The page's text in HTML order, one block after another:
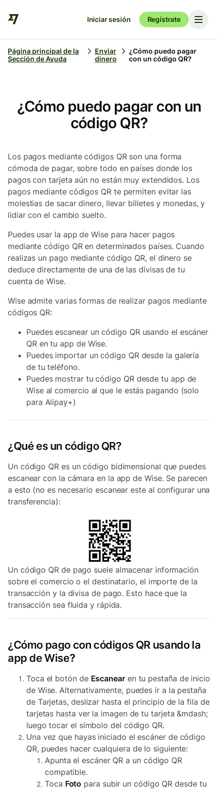
Iniciar sesión Regístrate
Página principal de la
Sección de Ayuda
Enviar
dinero
¿Cómo puedo pagar
con un código QR?
¿Cómo puedo pagar con un
código QR?
Los pagos mediante códigos QR son una forma
cómoda de pagar, sobre todo en países donde los
pagos con tarjeta aún no están muy extendidos. Los
pagos mediante códigos QR te permiten evitar las
molestias de sacar dinero, llevar billetes y monedas, y
lidiar con el cambio suelto.
Puedes usar la app de Wise para hacer pagos
mediante código QR en determinados países. Cuando
realizas un pago mediante código QR, el dinero se
deduce directamente de una de las divisas de tu
cuenta de Wise.
Wise admite varias formas de realizar pagos mediante
códigos QR:
Puedes escanear un código QR usando el escáner
QR en tu app de Wise.
Puedes importar un código QR desde la galería
de tu teléfono.
Puedes mostrar tu código QR desde tu app de
Wise al comercio al que le estás pagando (solo
para Alipay+)
¿Qué es un código QR?
Un código QR es un código bidimensional que puedes
escanear con la cámara en la app de Wise. Se parecen
a esto (no es necesario escanear este al configurar una
transferencia):
Un código QR de pago suele almacenar información
sobre el comercio o el destinatario, el importe de la
transacción y la divisa de pago. Esto hace que la
transacción sea fluida y rápida.
¿Cómo pago con códigos QR usando la
app de Wise?
Toca el botón de Escanearen tu pestaña de inicio
de Wise. Alternativamente, puedes ir a la pestaña
de Tarjetas, deslizar hasta el principio de la fila de
tarjetas hasta ver la imagen de tu tarjeta &mdash;
luego tocar el símbolo del código QR.
Una vez que hayas iniciado el escáner de código
QR, puedes hacer cualquiera de lo siguiente:
Apunta el escáner QR a un código QR
compatible.
Toca Foto para subir un código QR desde tu